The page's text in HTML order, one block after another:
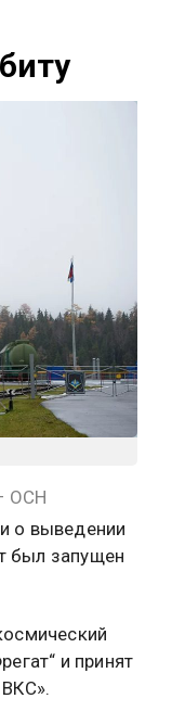
ОСН
о выведении
был запущен
и принят